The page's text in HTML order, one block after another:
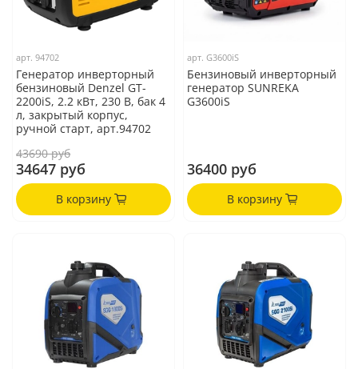
арт.94702
Генератор инверторный
бензиновый Denzel GT-
2200iS, 2.2 кВт, 230 В, бак 4
л, закрытый корпус,
ручной старт, арт.94702
43690 руб
34647 руб
В корзину
арт.G3600iS
Бензиновый инверторный
генератор SUNREKA
G3600iS
36400 руб
В корзину